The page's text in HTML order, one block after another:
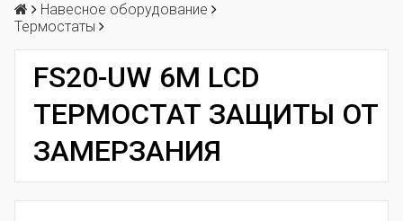
Навесное оборудование
Термостаты
FS20-UW 6M LCD
ТЕРМОСТАТ ЗАЩИТЫ ОТ
ЗАМЕРЗАНИЯ